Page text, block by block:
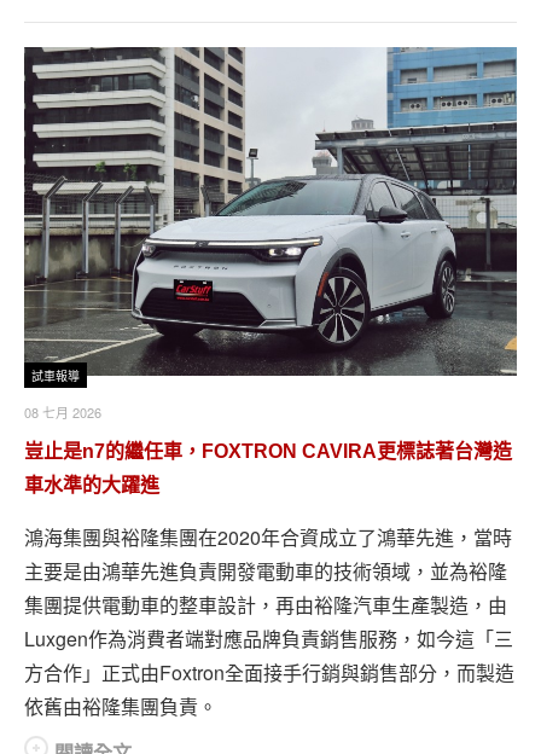
試車報導
08 七月 2026
豈止是n7的繼任車，FOXTRON CAVIRA更標誌著台灣造
車水準的大躍進
鴻海集團與裕隆集團在2020年合資成立了鴻華先進，當時
主要是由鴻華先進負責開發電動車的技術領域，並為裕隆
集團提供電動車的整車設計，再由裕隆汽車生產製造，由
Luxgen作為消費者端對應品牌負責銷售服務，如今這「三
方合作」正式由Foxtron全面接手行銷與銷售部分，而製造
依舊由裕隆集團負責。